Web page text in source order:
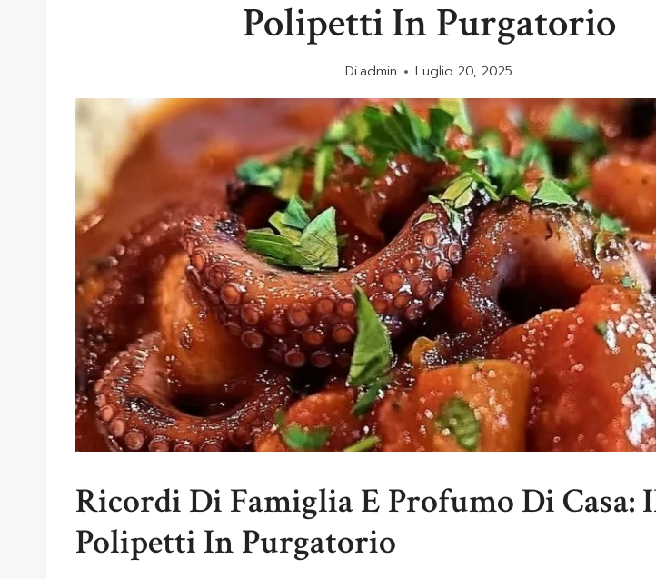
Polipetti In Purgatorio
Diadmin Luglio 20, 2025
Ricordi Di Famiglia E Profumo Di Casa:
Polipetti In Purgatorio